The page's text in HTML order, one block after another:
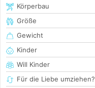
Körperbau
Größe
Gewicht
Kinder
Will Kinder
Für die Liebe umziehen?